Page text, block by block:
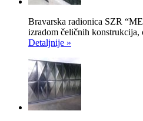
Bravarska radionica SZR
izradom čeličnih konstrukcija,
Detaljnije »